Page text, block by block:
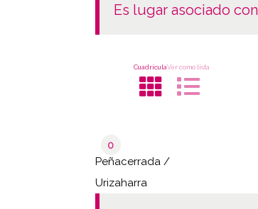
es lugar asociado con
CuadrículaVer como lista
0
Peñacerrada /
Urizaharra